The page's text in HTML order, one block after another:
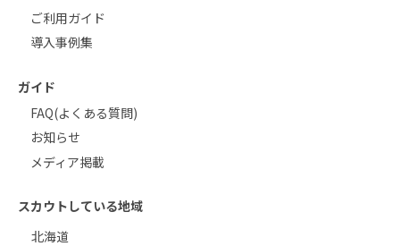
ご利用ガイド
導入事例集
ガイド
FAQ(よくある質問)
お知らせ
メディア掲載
スカウトしている地域
北海道